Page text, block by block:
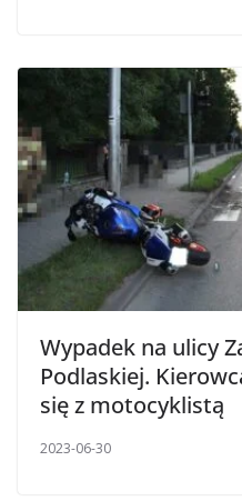
Wypadek na ulicy
Podlaskiej.
się z motocyklistą
2023-06-30